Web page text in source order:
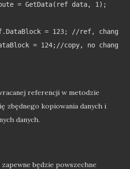
= GetData(ref data, 1);
= 123; //ref, change
= 124;//copy, no change
referencji w metodzie
zbędnego kopiowania danych i
danych.
będzie powszechne